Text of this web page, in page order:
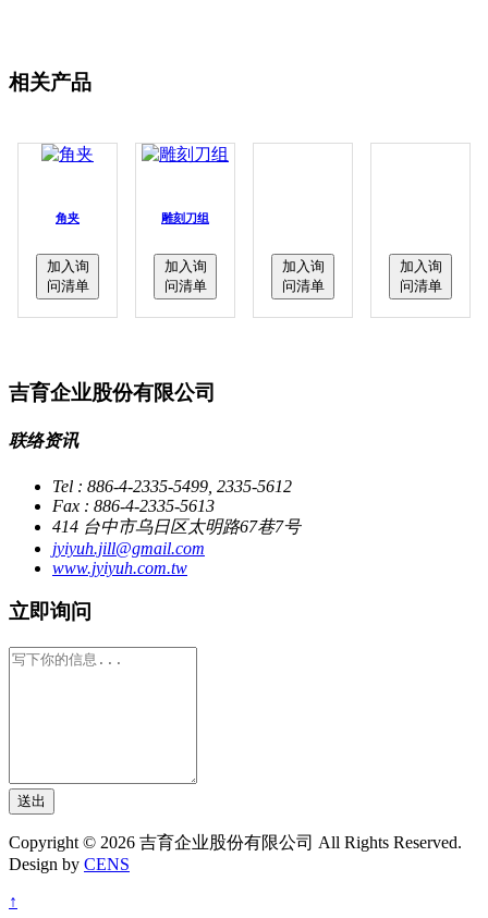
相关产品
角夹
加入询
问清单
雕刻刀组
加入询
问清单
加入询
问清单
加入询
问清单
吉育企业股份有限公司
联络资讯
Tel : 886-4-2335-5499, 2335-5612
Fax : 886-4-2335-5613
414 台中市乌日区太明路67巷7号
jyiyuh.jill@gmail.com
www.jyiyuh.com.tw
立即询问
送出
Copyright © 2026 吉育企业股份有限公司 All Rights Reserved.
Design by CENS
↑